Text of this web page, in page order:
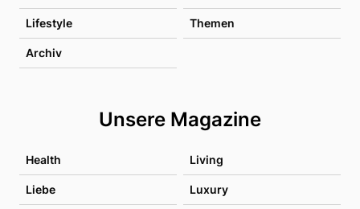
Lifestyle Themen
Archiv
Unsere Magazine
Health Living
Liebe Luxury